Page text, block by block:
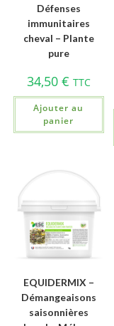
Défenses
immunitaires
cheval – Plante
pure
34,50 € TTC
Ajouter au
panier
EQUIDERMIX –
Démangeaisons
saisonnières